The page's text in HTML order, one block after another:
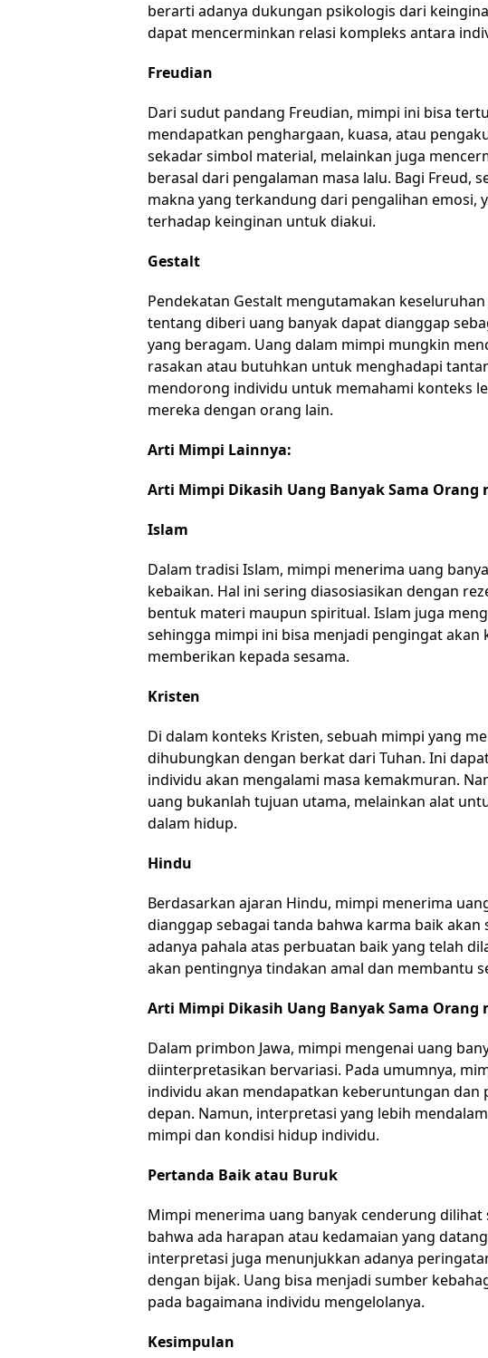
berarti adanya dukungan psikologis dari
dapat mencerminkan relasi kompleks antara
Freudian
Dari sudut pandang Freudian, mimpi ini bisa
mendapatkan penghargaan, kuasa, atau
sekadar simbol material, melainkan juga
berasal dari pengalaman masa lalu. Bagi Freud,
makna yang terkandung dari pengalihan emosi,
terhadap keinginan untuk diakui.
Gestalt
Pendekatan Gestalt mengutamakan
tentang diberi uang banyak dapat dianggap
yang beragam. Uang dalam mimpi mungkin
rasakan atau butuhkan untuk menghadapi
mendorong individu untuk memahami konteks
mereka dengan orang lain.
Arti Mimpi Lainnya:
Arti Mimpi Dikasih Uang Banyak Sama Orang
Islam
Dalam tradisi Islam, mimpi menerima uang
kebaikan. Hal ini sering diasosiasikan dengan
bentuk materi maupun spiritual. Islam juga
sehingga mimpi ini bisa menjadi pengingat
memberikan kepada sesama.
Kristen
Di dalam konteks Kristen, sebuah mimpi yang
dihubungkan dengan berkat dari Tuhan. Ini
individu akan mengalami masa kemakmuran.
uang bukanlah tujuan utama, melainkan alat
dalam hidup.
Hindu
Berdasarkan ajaran Hindu, mimpi menerima
dianggap sebagai tanda bahwa karma baik
adanya pahala atas perbuatan baik yang telah
akan pentingnya tindakan amal dan membantu
Arti Mimpi Dikasih Uang Banyak Sama Orang
Dalam primbon Jawa, mimpi mengenai uang
diinterpretasikan bervariasi. Pada umumnya,
individu akan mendapatkan keberuntungan
depan. Namun, interpretasi yang lebih
mimpi dan kondisi hidup individu.
Pertanda Baik atau Buruk
Mimpi menerima uang banyak cenderung
bahwa ada harapan atau kedamaian yang
interpretasi juga menunjukkan adanya
dengan bijak. Uang bisa menjadi sumber
pada bagaimana individu mengelolanya.
Kesimpulan